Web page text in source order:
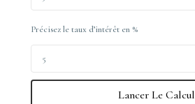
Précisez le taux d’intérêt en %
Lancer Le Calcul